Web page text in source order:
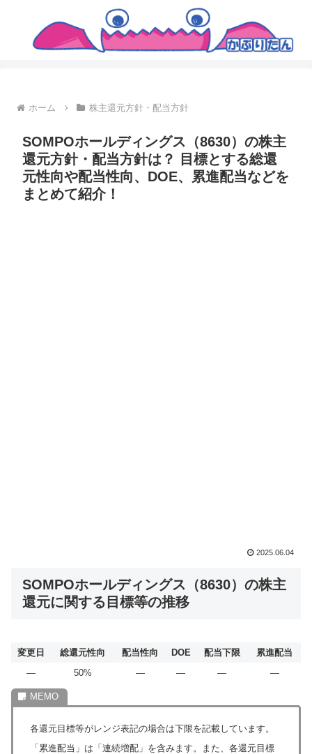
ホーム 株主還元方針・配当方針
SOMPOホールディングス（8630）の株主
還元方針・配当方針は？ 目標とする総還
元性向や配当性向、DOE、累進配当などを
まとめて紹介！
2025.06.04
SOMPOホールディングス（8630）の株主
還元に関する目標等の推移
変更日 総還元性向 配当性向 DOE 配当下限
累進配当
―
50% ― ― ― ―
各還元目標等がレンジ表記の場合は下限を記載しています。
「累進配当」は「連続増配」を含みます。また、各還元目標